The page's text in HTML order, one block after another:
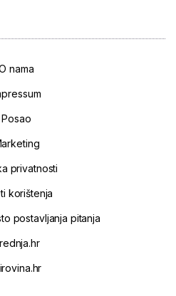
nama
Posao
privatnosti
korištenja
postavljanja pitanja